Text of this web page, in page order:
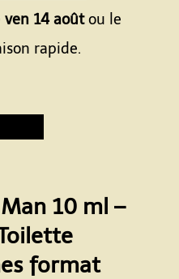
ven 14 aoûtou le
rapide.
10 ml –
format